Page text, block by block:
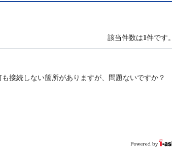
該当件数は1件です。
接続しない箇所がありますが、問題ないですか？